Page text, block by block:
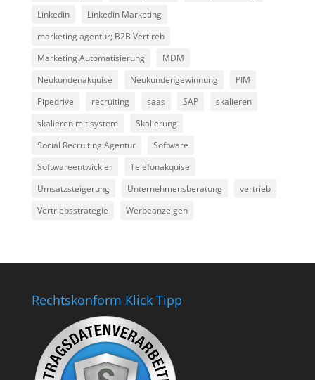
Linkedin
Linkedin Marketing
marketing agentur; B2B Vertireb
Marketing Automatisierung
MDM
Neukundenakquise
Neukundengewinnung
PIM
Pipedrive
recruiting saas SAP
skalieren
skalieren mit system
Skalierung
Social Recruiting Agentur
Software
Softwareentwickler
Telefonakquise
Umsatzsteigerung
Unternehmensberatung
vertrieb
Vertriebsstrategie
Werbeanzeigen
Rechtskonform Klick Tipp